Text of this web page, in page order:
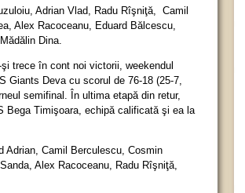
Adrian Vlad, Radu Rîşniţă, Camil
Alex Racoceanu, Eduard Bălcescu,
Dina.
trece în cont noi victorii, weekendul
Giants Deva cu scorul de 76-18 (25-7,
semifinal. În ultima etapă din retur,
Bega Timişoara, echipă calificată şi ea la
Adrian, Camil Berculescu, Cosmin
Alex Racoceanu, Radu Rîşniţă,